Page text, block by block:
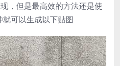
，但是最高效的方法还是使
可以生成以下贴图